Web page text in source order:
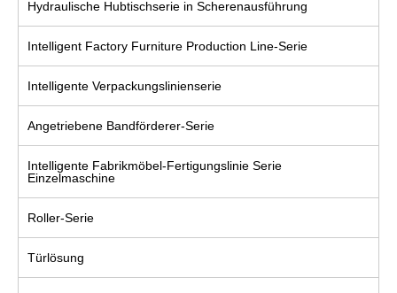
Hydraulische Hubtischserie in Scherenausführung
Intelligent Factory Furniture Production Line-Serie
Intelligente Verpackungslinienserie
Angetriebene Bandförderer-Serie
Intelligente Fabrikmöbel-Fertigungslinie Serie
Einzelmaschine
Roller-Serie
Türlösung